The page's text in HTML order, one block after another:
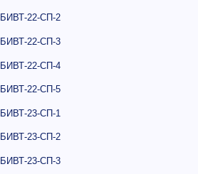
БИВТ-22-СП-2
БИВТ-22-СП-3
БИВТ-22-СП-4
БИВТ-22-СП-5
БИВТ-23-СП-1
БИВТ-23-СП-2
БИВТ-23-СП-3